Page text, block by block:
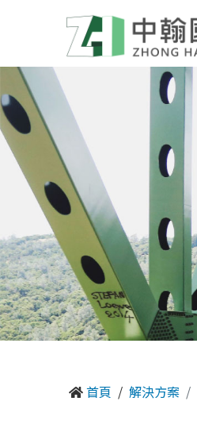
首頁 解決方案